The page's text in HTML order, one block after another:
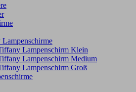
Lampenschirm Klein​
Lampenschirm Medium
Lampenschirm Groß​